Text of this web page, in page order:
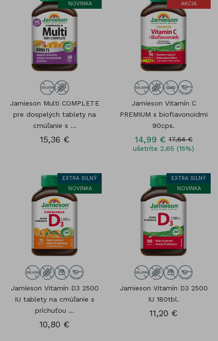
NOVINKA
Jamieson Multi COMPLETE
pre dospelých tablety na
cmúľanie s ...
15,36 €
AKCIA
Jamieson Vitamín C
PREMIUM s bioflavonoidmi
90cps.
14,99 € 17,64 €
ušetríte 2,65 (15%)
EXTRA SILNÝ
NOVINKA
Jamieson Vitamín D3 2500
IU tablety na cmúľanie s
príchuťou ...
10,80 €
EXTRA SILNÝ
NOVINKA
Jamieson Vitamín D3 2500
IU 180tbl.
11,20 €